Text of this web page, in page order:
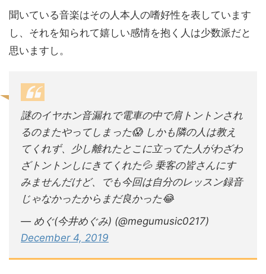
聞いている音楽はその人本人の嗜好性を表しています
し、それを知られて嬉しい感情を抱く人は少数派だと
思いますし。
謎のイヤホン音漏れで電車の中で肩トントンされ
るのまたやってしまった😱 しかも隣の人は教え
てくれず、少し離れたとこに立ってた人がわざわ
ざトントンしにきてくれた💦 乗客の皆さんにす
みませんだけど、でも今回は自分のレッスン録音
じゃなかったからまだ良かった😂
— めぐ(今井めぐみ) (@megumusic0217)
December 4, 2019